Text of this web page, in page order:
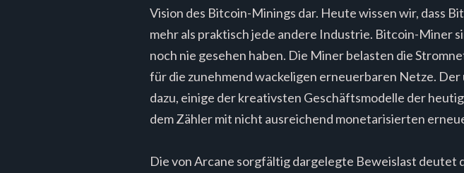
Vision des Bitcoin-Minings dar. Heute wissen wir, dass
mehr als praktisch jede andere Industrie. Bitcoin-Miner
noch nie gesehen haben. Die Miner belasten die
für die zunehmend wackeligen erneuerbaren Netze.
dazu, einige der kreativsten Geschäftsmodelle der
dem Zähler mit nicht ausreichend monetarisierten
Die von Arcane sorgfältig dargelegte Beweislast deutet